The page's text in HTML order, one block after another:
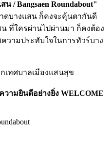
น / Bangsaen Roundabout"
ดบางแสน ก็คงจะคุ้นตากันดี
ที่ใครผ่านไปผ่านมา ก็คงต้อง
วามประทับใจในการทัวร์บาง
เทศบาลเมืองแสนสุข
ามยินดีอย่างยิ่ง WELCOME